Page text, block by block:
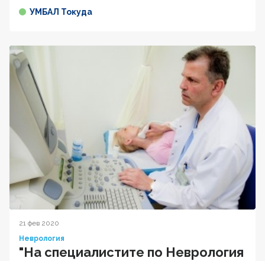
УМБАЛ Токуда
21 фев 2020
Неврология
"На специалистите по Неврология